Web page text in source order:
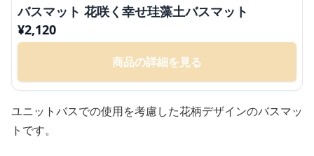
バスマット 花咲く幸せ珪藻土バスマット
¥2,120
商品の詳細を見る
ユニットバスでの使用を考慮した花柄デザインのバスマッ
トです。